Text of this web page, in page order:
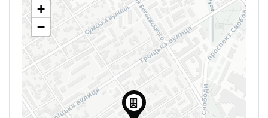
+
−